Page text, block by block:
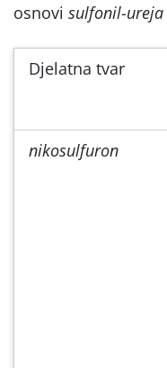
osnovi sulfonil-ureja
Djelatna tvar
nikosulfuron